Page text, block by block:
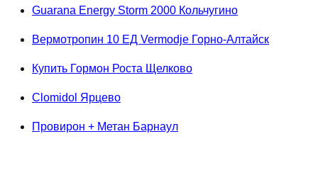
Guarana Energy Storm 2000 Кольчугино
Вермотропин 10 ЕД Vermodje Горно-Алтайск
Купить Гормон Роста Щелково
Clomidol Ярцево
Провирон + Метан Барнаул